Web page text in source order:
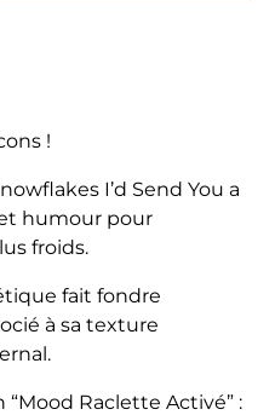
!
I’d Send You a
humour pour
froids.
fait fondre
à sa texture
Raclette Activé” :